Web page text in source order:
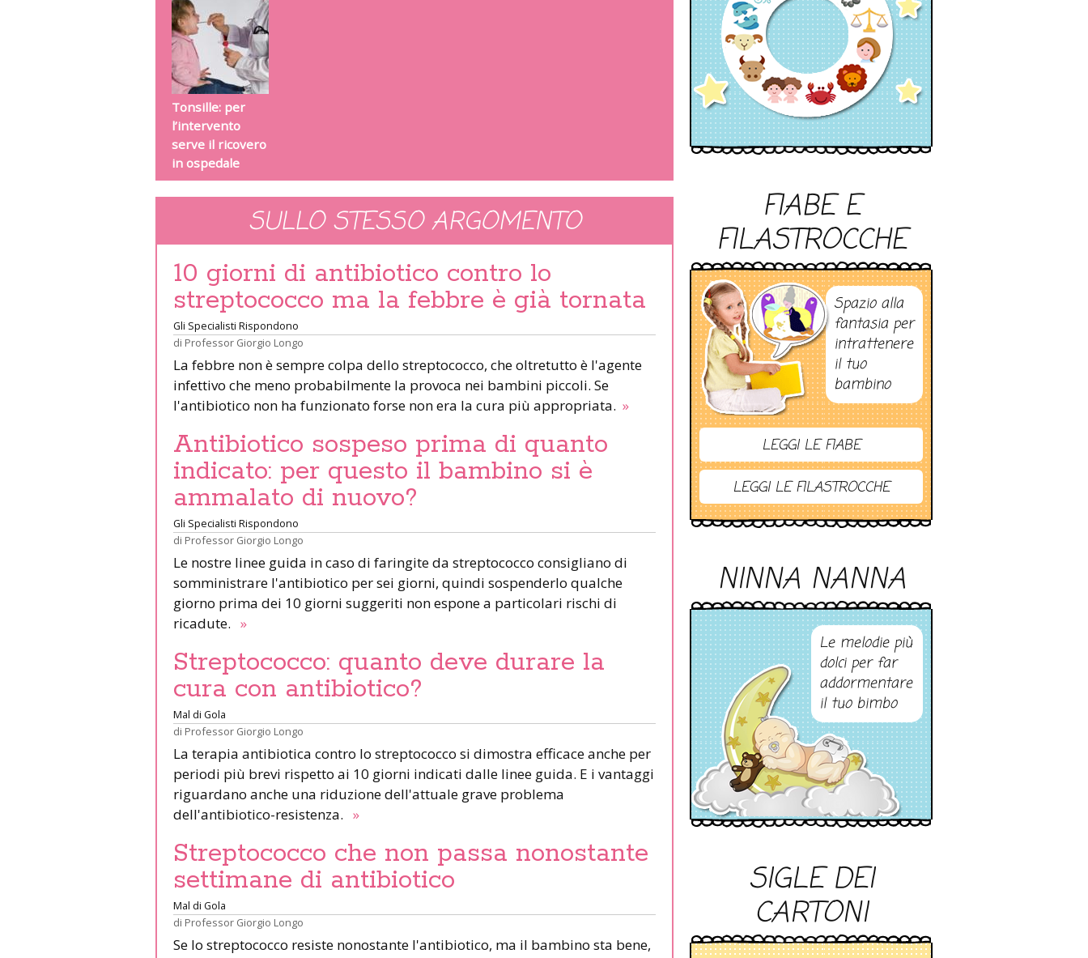
Tonsille: per
l’intervento
serve il ricovero
in ospedale
SULLO STESSO ARGOMENTO
10 giorni di antibiotico contro lo
streptococco ma la febbre è già tornata
Gli Specialisti Rispondono
di Professor Giorgio Longo
La febbre non è sempre colpa dello streptococco, che oltretutto è l'agente
infettivo che meno probabilmente la provoca nei bambini piccoli. Se
l'antibiotico non ha funzionato forse non era la cura più appropriata. »
Antibiotico sospeso prima di quanto
indicato: per questo il bambino si è
ammalato di nuovo?
Gli Specialisti Rispondono
di Professor Giorgio Longo
Le nostre linee guida in caso di faringite da streptococco consigliano di
somministrare l'antibiotico per sei giorni, quindi sospenderlo qualche
giorno prima dei 10 giorni suggeriti non espone a particolari rischi di
ricadute. »
Streptococco: quanto deve durare la
cura con antibiotico?
Mal di Gola
di Professor Giorgio Longo
La terapia antibiotica contro lo streptococco si dimostra efficace anche per
periodi più brevi rispetto ai 10 giorni indicati dalle linee guida. E i vantaggi
riguardano anche una riduzione dell'attuale grave problema
dell'antibiotico-resistenza. »
Streptococco che non passa nonostante
settimane di antibiotico
Mal di Gola
di Professor Giorgio Longo
Se lo streptococco resiste nonostante l'antibiotico, ma il bambino sta bene,
FIABE E
FILASTROCCHE
Spazio alla
fantasia per
intrattenere
il tuo
bambino
LEGGI LE FIABE
LEGGI LE FILASTROCCHE
NINNA NANNA
Le melodie più
dolci per far
addormentare
il tuo bimbo
SIGLE DEI
CARTONI